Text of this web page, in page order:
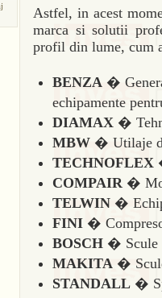
Astfel, in acest
marca si solutii
profil din lume, cum
BENZA �
echipamente
DIAMAX �
MBW � Utilaje
TECHNOFLEX
COMPAIR �
TELWIN �
FINI �
BOSCH � Scule
MAKITA �
STANDALL �